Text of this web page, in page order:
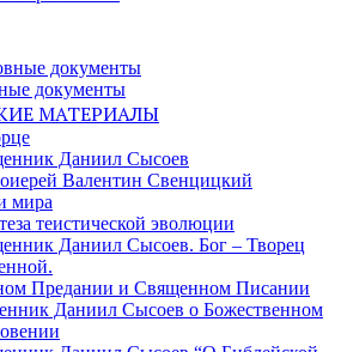
документы
документы
МАТЕРИАЛЫ
Даниил Сысоев
Валентин Свенцицкий
мира
теистической эволюции
Даниил Сысоев. Бог – Творец
Предании и Священном Писании
Даниил Сысоев о Божественном